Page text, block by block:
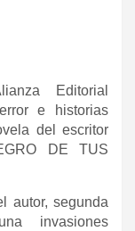
Editorial
e historias
del escritor
DE TUS
autor, segunda
invasiones